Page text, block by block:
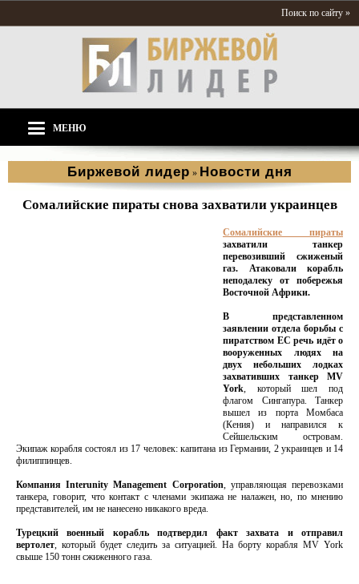
Поиск по сайту »
МЕНЮ
Биржевой лидер » Новости дня
Сомалийские пираты снова захватили украинцев
Сомалийские пираты
захватили танкер
перевозивший сжиженый
газ. Атаковали корабль
неподалеку от побережья
Восточной Африки.
В представленном
заявлении отдела борьбы с
пиратством ЕС речь идёт о
вооруженных людях на
двух небольших лодках
захвативших танкер MV
York, который шел под
флагом Сингапура. Танкер
вышел из порта Момбаса
(Кения) и направился к
Сейшельским островам.
Экипаж корабля состоял из 17 человек: капитана из Германии, 2 украинцев и 14
филиппинцев.
Компания Interunity Management Corporation, управляющая перевозками
танкера, говорит, что контакт с членами экипажа не налажен, но, по мнению
представителей, им не нанесено никакого вреда.
Турецкий военный корабль подтвердил факт захвата и отправил
вертолет, который будет следить за ситуацией. На борту корабля MV York
свыше 150 тонн сжиженного газа.